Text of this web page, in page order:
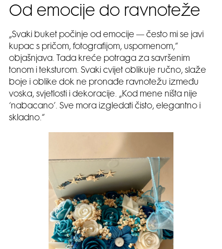
Od emocije do ravnoteže
„Svaki buket počinje od emocije — često mi se javi
kupac s pričom, fotografijom, uspomenom,“
objašnjava. Tada kreće potraga za savršenim
tonom i teksturom. Svaki cvijet oblikuje ručno, slaže
boje i oblike dok ne pronađe ravnotežu između
voska, svjetlosti i dekoracije. „Kod mene ništa nije
‘nabacano’. Sve mora izgledati čisto, elegantno i
skladno.“